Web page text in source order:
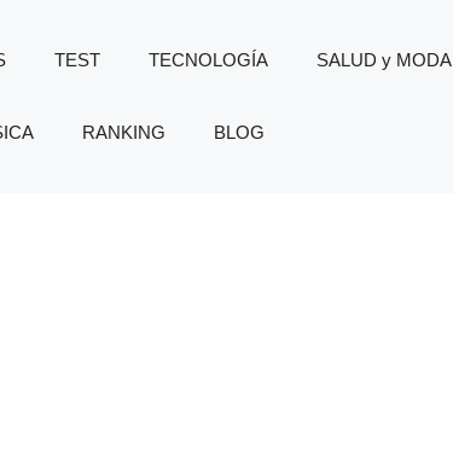
TEST TECNOLOGÍA SALUD y MODA
RANKING BLOG